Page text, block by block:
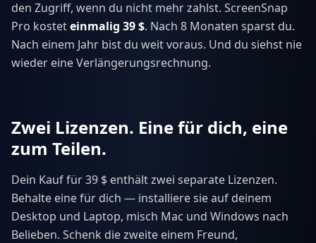
den Zugriff, wenn du nicht mehr zahlst. ScreenSnap
Pro kosteteinmalig 39 $. Nach 8 Monaten sparst du.
Nach einem Jahr bist du weit voraus. Und du siehst nie
wieder eine Verlängerungsrechnung.
Zwei Lizenzen. Eine für dich, eine
zum Teilen.
Dein Kauf für 39 $ enthält zwei separate Lizenzen.
Behalte eine für dich — installiere sie auf deinem
Desktop und Laptop, misch Mac und Windows nach
Belieben. Schenk die zweite einem Freund,